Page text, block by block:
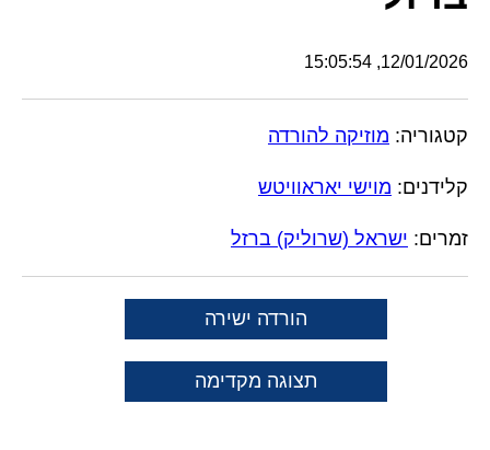
12/01/2026, 15:05:54
קטגוריה: מוזיקה להורדה
קלידנים: מוישי יאראוויטש
זמרים: ישראל (שרוליק) ברזל
הורדה ישירה
תצוגה מקדימה